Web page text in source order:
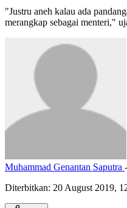
"Justru aneh kalau ada
merangkap sebagai menteri,"
Muhammad Genantan Saputra
Diterbitkan: 20 August 2019,